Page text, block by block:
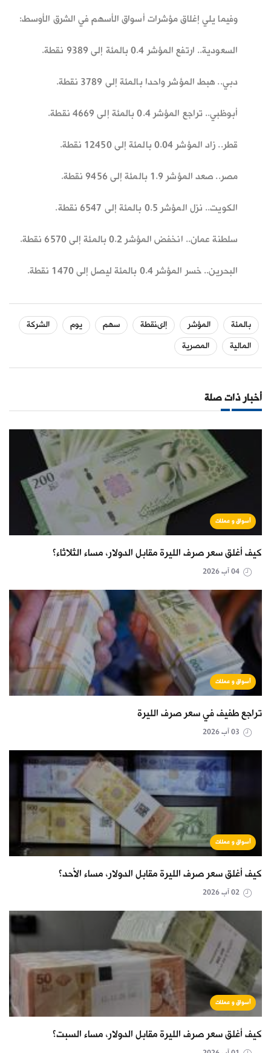
وفيما يلي إغلاق مؤشرات أسواق الأسهم في الشرق الأوسط:
السعودية.. ارتفع المؤشر 0.4 بالمئة إلى 9389 نقطة.
دبي.. هبط المؤشر واحدا بالمئة إلى 3789 نقطة.
أبوظبي.. تراجع المؤشر 0.4 بالمئة إلى 4669 نقطة.
قطر.. زاد المؤشر 0.04 بالمئة إلى 12450 نقطة.
مصر.. صعد المؤشر 1.9 بالمئة إلى 9456 نقطة.
الكويت.. نزل المؤشر 0.5 بالمئة إلى 6547 نقطة.
سلطنة عمان.. انخفض المؤشر 0.2 بالمئة إلى 6570 نقطة.
البحرين.. خسر المؤشر 0.4 بالمئة ليصل إلى 1470 نقطة.
بالمئة المؤشر إلىنقطة سهم يوم
الشركة
المالية
المصرية
أخبار ذات صلة
أسواق و عملات
كيف أغلق سعر صرف الليرة مقابل الدولار، مساء الثلاثاء؟
أسواق و عملات
تراجع طفيف في سعر صرف الليرة
أسواق و عملات
كيف أغلق سعر صرف الليرة مقابل الدولار، مساء الأحد؟
أسواق و عملات
كيف أغلق سعر صرف الليرة مقابل الدولار، مساء السبت؟